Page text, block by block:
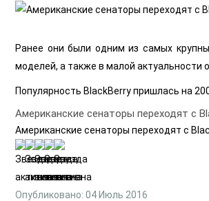
Ранее они были одним из самых
моделей, а также в малой актуальности
Популярность BlackBerry пришлась на
Американские сенаторы переходят с
Американские сенаторы переходят с
Опубликовано: 04 Июль 2016